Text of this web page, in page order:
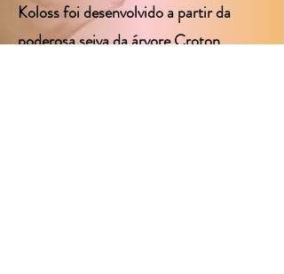
Koloss foi desenvolvido a partir da
poderosa seiva da árvore Croton